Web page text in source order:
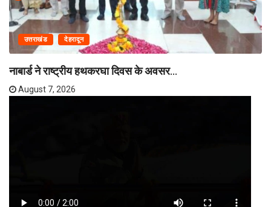
उत्तराखंड देहरादून
नाबार्ड ने राष्ट्रीय हथकरघा दिवस के अवसर...
August 7, 2026